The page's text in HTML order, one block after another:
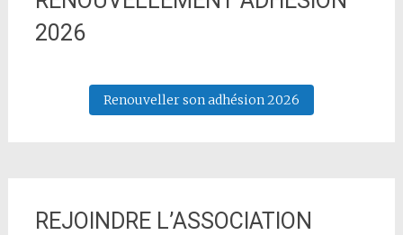
2026
Renouveller son adhésion 2026
REJOINDRE L’ASSOCIATION